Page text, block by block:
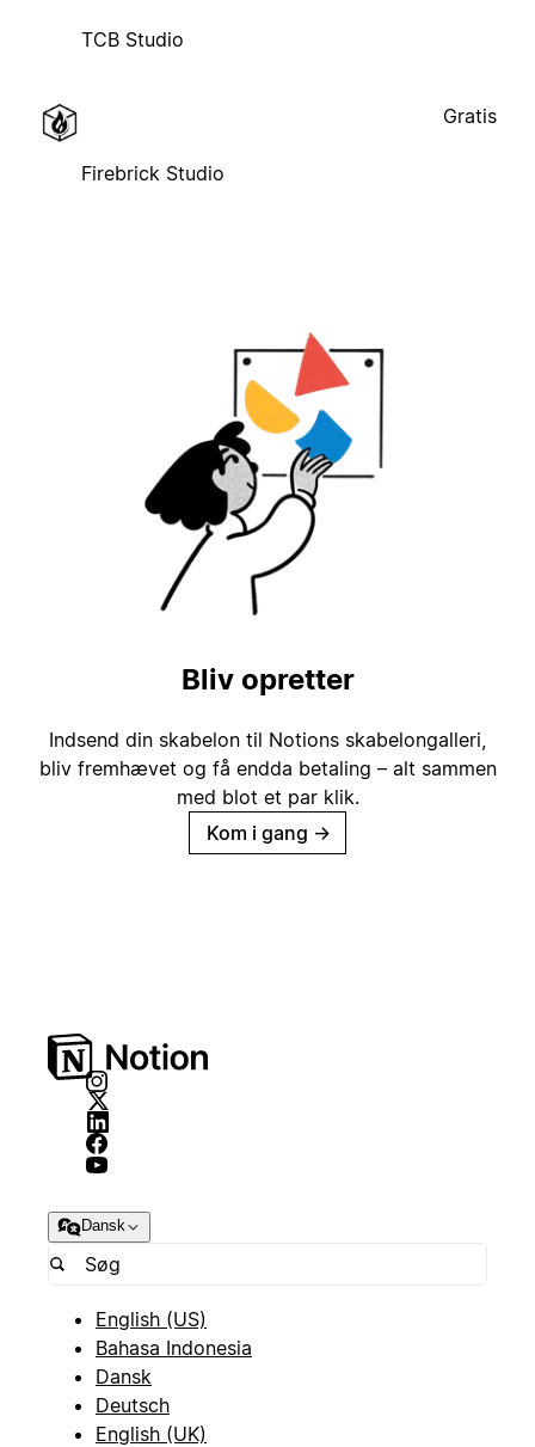
TCB Studio
Firebrick Studio
Gratis
Bliv opretter
Indsend din skabelon til Notions skabelongalleri,
bliv fremhævet og få endda betaling – alt sammen
med blot et par klik.
Kom i gang →
Dansk
English (US)
Bahasa Indonesia
Dansk
Deutsch
English (UK)